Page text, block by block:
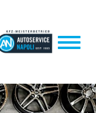
Toggle